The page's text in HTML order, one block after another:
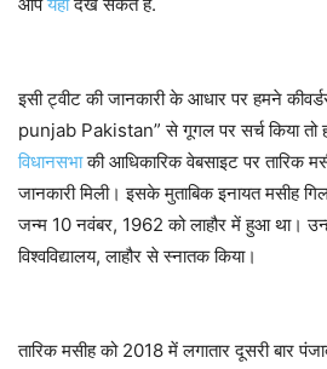
इसी ट्वीट की जानकारी के आधार पर हमने
punjab Pakistan” से गूगल पर सर्च किया तो
विधानसभाकी आधिकारिक वेबसाइट पर तारिक
जानकारी मिली। इसके मुताबिक इनायत मसीह
जन्म 10 नवंबर, 1962 को लाहौर में हुआ था।
विश्वविद्यालय, लाहौर से स्नातक किया।
तारिक मसीह को 2018 में लगातार दूसरी बार